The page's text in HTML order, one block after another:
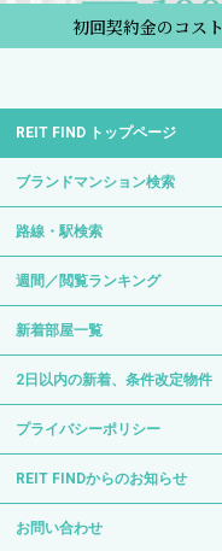
初回契約金のコス
REIT FIND トップページ
ブランドマンション検索
路線・駅検索
週間／閲覧ランキング
新着部屋一覧
2日以内の新着、条件改定物件
プライバシーポリシー
REIT FINDからのお知らせ
お問い合わせ